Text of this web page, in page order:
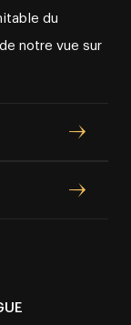
du
notre vue sur